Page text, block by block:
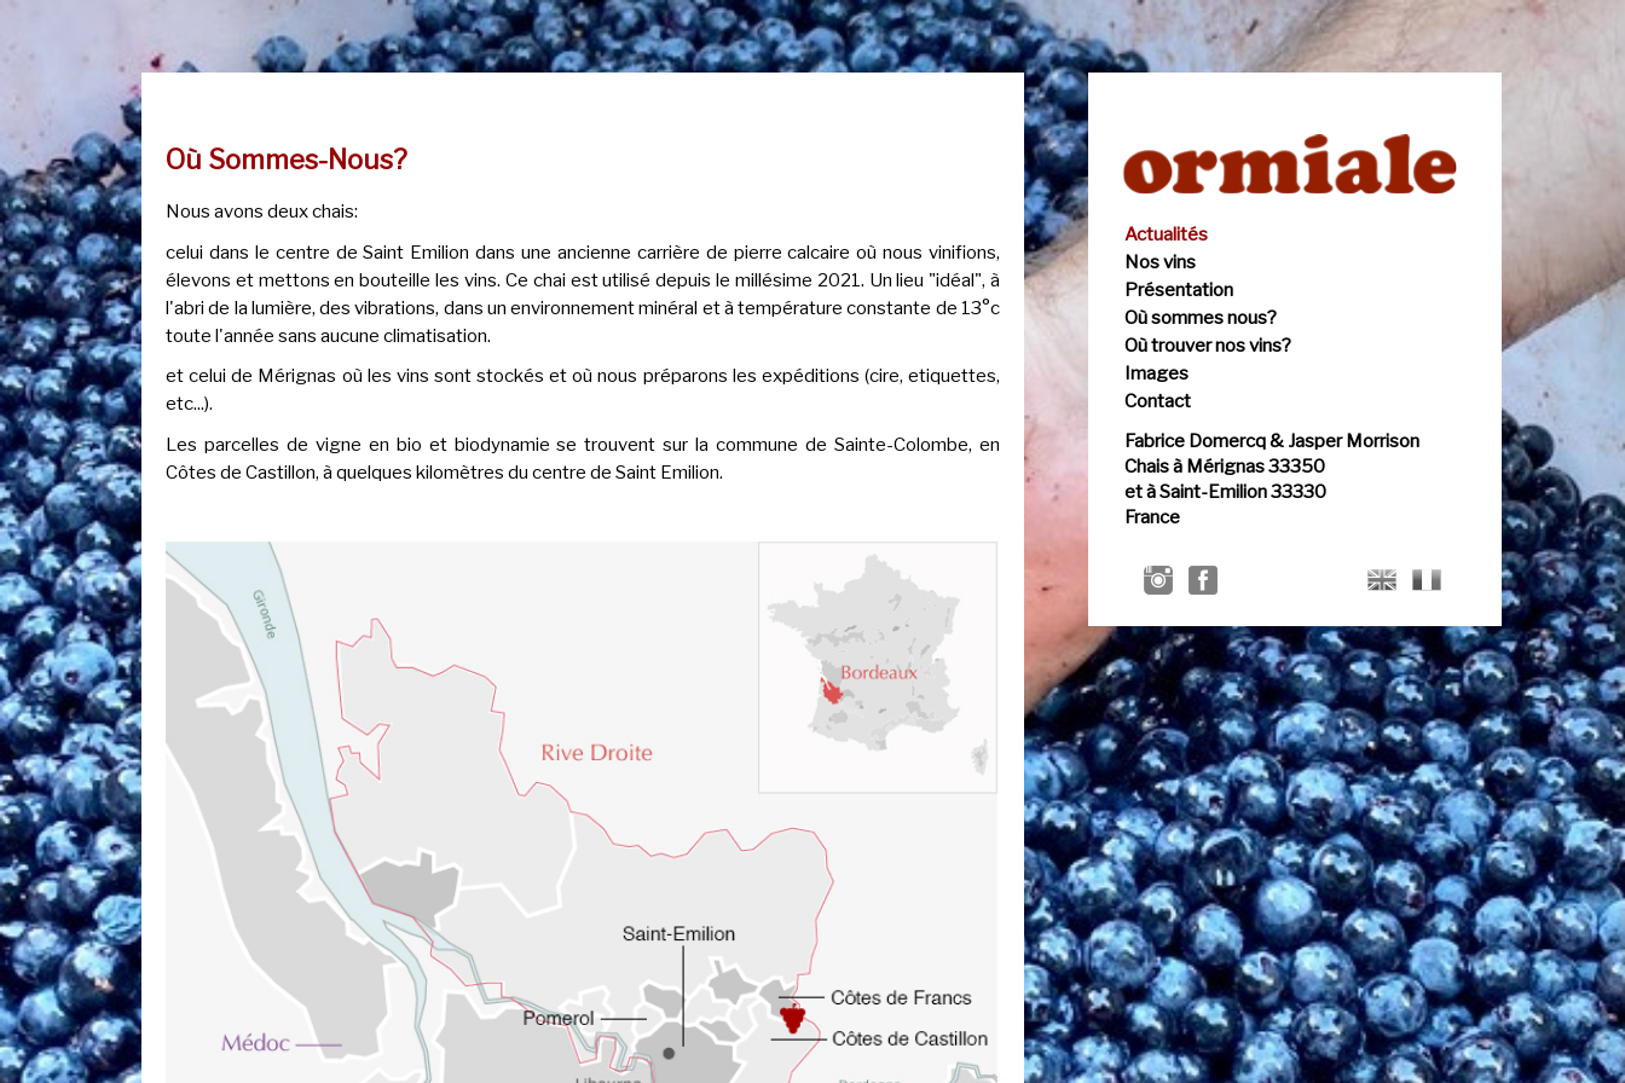
Actualités
Nos vins
Présentation
Où sommes nous?
Où trouver nos vins?
Images
Contact
Fabrice Domercq & Jasper Morrison
Chais à Mérignas 33350
et à Saint-Emilion 33330
France
Où Sommes-Nous?
Nous avons deux chais:
celui dans le centre de Saint Emilion dans une ancienne carrière de pierre calcaire où nous vinifions,
élevons et mettons en bouteille les vins. Ce chai est utilisé depuis le millésime 2021. Un lieu "idéal", à
l'abri de la lumière, des vibrations, dans un environnement minéral et à température constante de 13°c
toute l'année sans aucune climatisation.
et celui de Mérignas où les vins sont stockés et où nous préparons les expéditions (cire, etiquettes,
etc...).
Les parcelles de vigne en bio et biodynamie se trouvent sur la commune de Sainte-Colombe, en
Côtes de Castillon, à quelques kilomètres du centre de Saint Emilion.